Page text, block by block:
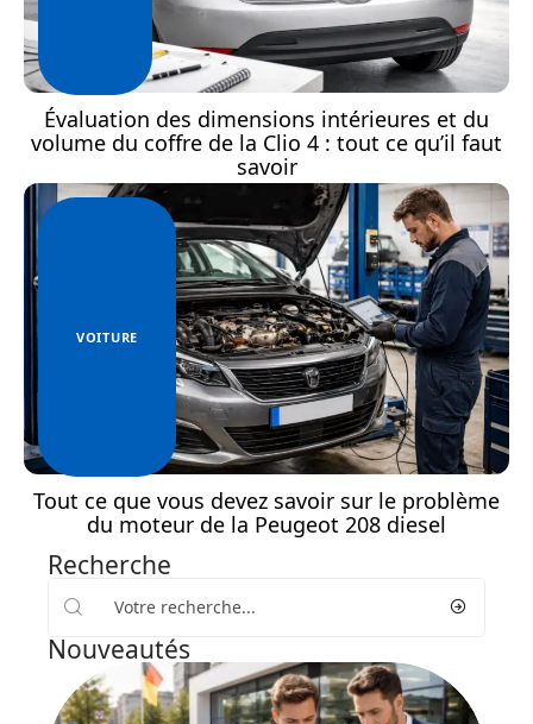
Évaluation des dimensions intérieures et du
volume du coffre de la Clio 4 : tout ce qu’il faut
savoir
VOITURE
Tout ce que vous devez savoir sur le problème
du moteur de la Peugeot 208 diesel
Recherche
Nouveautés